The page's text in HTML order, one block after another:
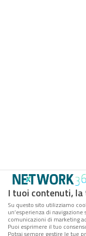
I tuoi contenuti,
Su questo sito utilizziamo
un’esperienza di
comunicazioni di marketing
Puoi esprimere il tuo
Potrai sempre gestire le tue